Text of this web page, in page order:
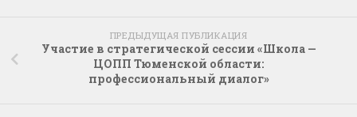
ПРЕДЫДУЩАЯ ПУБЛИКАЦИЯ
Участие в стратегической сессии «Школа —
ЦОПП Тюменской области:
профессиональный диалог»